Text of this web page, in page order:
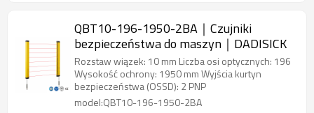
QBT10-196-1950-2BA｜Czujniki
bezpieczeństwa do maszyn｜DADISICK
Rozstaw wiązek: 10 mm Liczba osi optycznych: 196
Wysokość ochrony: 1950 mm Wyjścia kurtyn
bezpieczeństwa (OSSD): 2 PNP
model:QBT10-196-1950-2BA